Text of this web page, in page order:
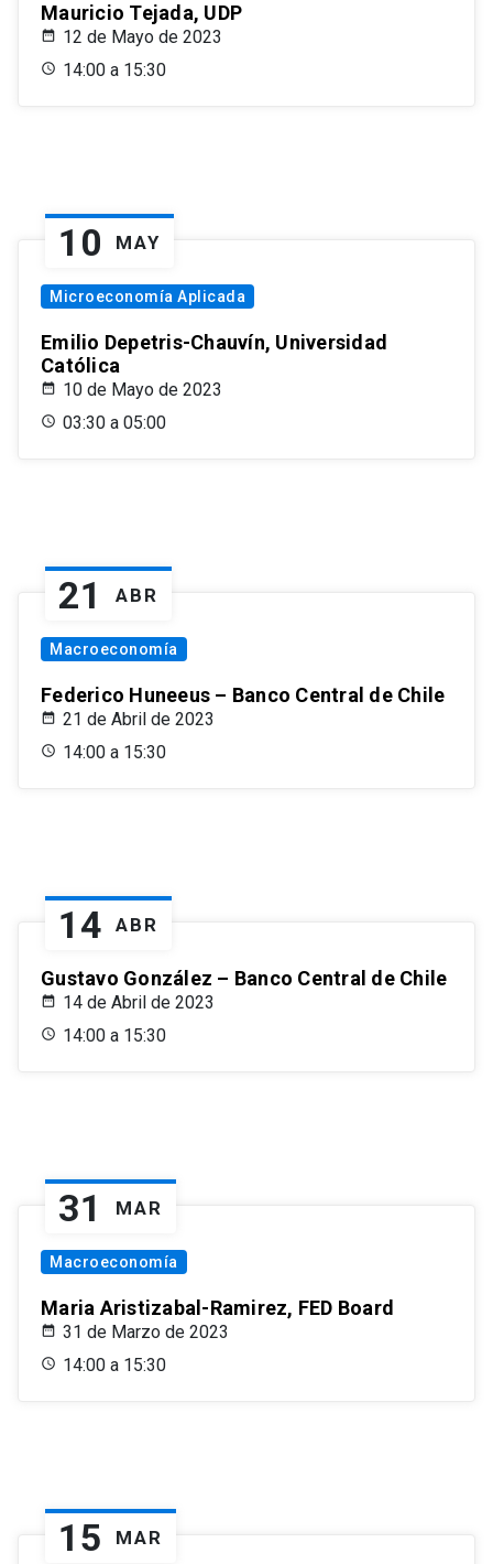
Mauricio Tejada, UDP
12 de Mayo de 2023
14:00 a 15:30
10 MAY
Microeconomía Aplicada
Emilio Depetris-Chauvín, Universidad
Católica
10 de Mayo de 2023
03:30 a 05:00
21 ABR
Macroeconomía
Federico Huneeus – Banco Central de Chile
21 de Abril de 2023
14:00 a 15:30
14 ABR
Gustavo González – Banco Central de Chile
14 de Abril de 2023
14:00 a 15:30
31 MAR
Macroeconomía
Maria Aristizabal-Ramirez, FED Board
31 de Marzo de 2023
14:00 a 15:30
15 MAR